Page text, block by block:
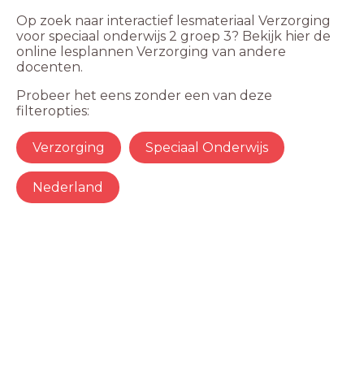
Op zoek naar interactief lesmateriaal Verzorging
voor speciaal onderwijs 2 groep 3? Bekijk hier de
online lesplannen Verzorging van andere
docenten.
Probeer het eens zonder een van deze
filteropties:
Verzorging Speciaal Onderwijs
Nederland